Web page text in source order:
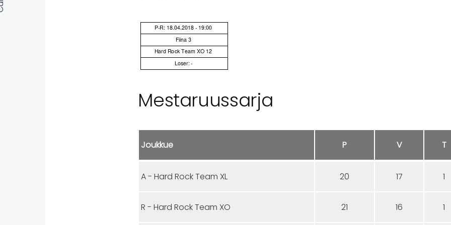
Mestaruussarja
Joukkue P V T
A - Hard Rock Team XL 20 17 1
R - Hard Rock Team XO 21 16 1